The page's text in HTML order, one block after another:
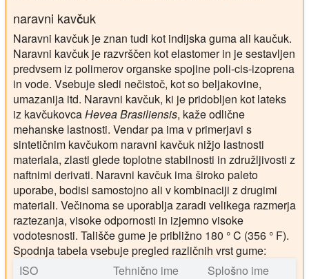
naravni kavčuk
Naravni kavčuk je znan tudi kot indijska guma ali kaučuk.
Naravni kavčuk je razvrščen kot elastomer in je sestavljen
predvsem iz polimerov organske spojine poli-cis-izoprena
in vode. Vsebuje sledi nečistoč, kot so beljakovine,
umazanija itd. Naravni kavčuk, ki je pridobljen kot lateks
iz kavčukovcaHevea Brasiliensis, kaže odlične
mehanske lastnosti. Vendar pa ima v primerjavi s
sintetičnim kavčukom naravni kavčuk nižjo lastnosti
materiala, zlasti glede toplotne stabilnosti in združljivosti z
naftnimi derivati. Naravni kavčuk ima široko paleto
uporabe, bodisi samostojno ali v kombinaciji z drugimi
materiali. Večinoma se uporablja zaradi velikega razmerja
raztezanja, visoke odpornosti in izjemno visoke
vodotesnosti. Tališče gume je približno 180 ° C (356 ° F).
Spodnja tabela vsebuje pregled različnih vrst gume:
ISO
Tehnično ime Splošno ime